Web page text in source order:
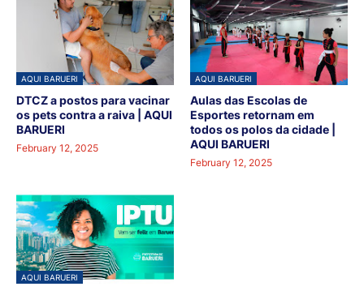
AQUI BARUERI
DTCZ a postos para vacinar
os pets contra a raiva | AQUI
BARUERI
February 12, 2025
AQUI BARUERI
Aulas das Escolas de
Esportes retornam em
todos os polos da cidade |
AQUI BARUERI
February 12, 2025
AQUI BARUERI